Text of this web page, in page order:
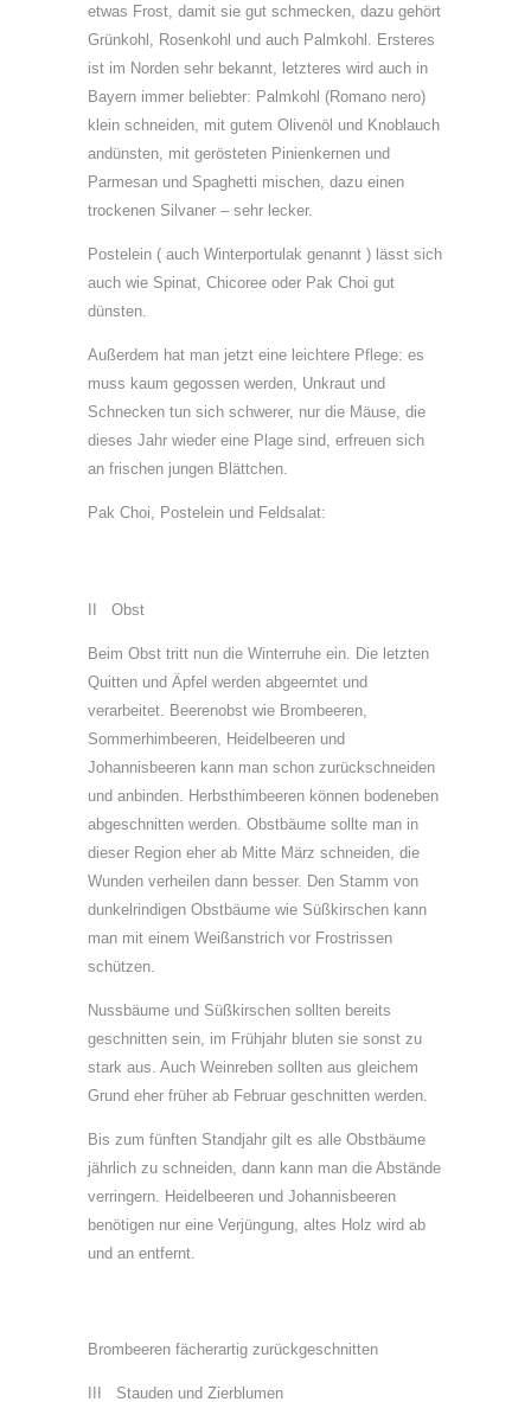
etwas Frost, damit sie gut schmecken, dazu gehört
Grünkohl, Rosenkohl und auch Palmkohl. Ersteres
ist im Norden sehr bekannt, letzteres wird auch in
Bayern immer beliebter: Palmkohl (Romano nero)
klein schneiden, mit gutem Olivenöl und Knoblauch
andünsten, mit gerösteten Pinienkernen und
Parmesan und Spaghetti mischen, dazu einen
trockenen Silvaner – sehr lecker.
Postelein ( auch Winterportulak genannt ) lässt sich
auch wie Spinat, Chicoree oder Pak Choi gut
dünsten.
Außerdem hat man jetzt eine leichtere Pflege: es
muss kaum gegossen werden, Unkraut und
Schnecken tun sich schwerer, nur die Mäuse, die
dieses Jahr wieder eine Plage sind, erfreuen sich
an frischen jungen Blättchen.
Pak Choi, Postelein und Feldsalat:
II Obst
Beim Obst tritt nun die Winterruhe ein. Die letzten
Quitten und Äpfel werden abgeerntet und
verarbeitet. Beerenobst wie Brombeeren,
Sommerhimbeeren, Heidelbeeren und
Johannisbeeren kann man schon zurückschneiden
und anbinden. Herbsthimbeeren können bodeneben
abgeschnitten werden. Obstbäume sollte man in
dieser Region eher ab Mitte März schneiden, die
Wunden verheilen dann besser. Den Stamm von
dunkelrindigen Obstbäume wie Süßkirschen kann
man mit einem Weißanstrich vor Frostrissen
schützen.
Nussbäume und Süßkirschen sollten bereits
geschnitten sein, im Frühjahr bluten sie sonst zu
stark aus. Auch Weinreben sollten aus gleichem
Grund eher früher ab Februar geschnitten werden.
Bis zum fünften Standjahr gilt es alle Obstbäume
jährlich zu schneiden, dann kann man die Abstände
verringern. Heidelbeeren und Johannisbeeren
benötigen nur eine Verjüngung, altes Holz wird ab
und an entfernt.
Brombeeren fächerartig zurückgeschnitten
III Stauden und Zierblumen